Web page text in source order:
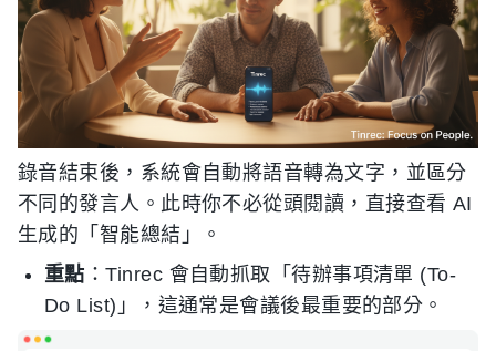
錄音結束後，系統會自動將語音轉為文字，並區分
不同的發言人。此時你不必從頭閱讀，直接查看 AI
生成的「智能總結」。
重點 ：Tinrec 會自動抓取「待辦事項清單 (To-
Do List)」，這通常是會議後最重要的部分。